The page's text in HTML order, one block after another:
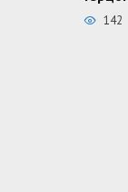
142